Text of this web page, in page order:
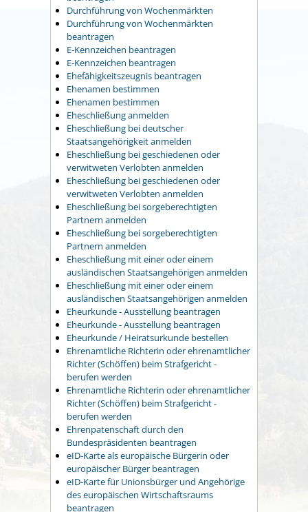
Durchführung von Wochenmärkten
Durchführung von Wochenmärkten
beantragen
E-Kennzeichen beantragen
E-Kennzeichen beantragen
Ehefähigkeitszeugnis beantragen
Ehenamen bestimmen
Ehenamen bestimmen
Eheschließung anmelden
Eheschließung bei deutscher
Staatsangehörigkeit anmelden
Eheschließung bei geschiedenen oder
verwitweten Verlobten anmelden
Eheschließung bei geschiedenen oder
verwitweten Verlobten anmelden
Eheschließung bei sorgeberechtigten
Partnern anmelden
Eheschließung bei sorgeberechtigten
Partnern anmelden
Eheschließung mit einer oder einem
ausländischen Staatsangehörigen anmelden
Eheschließung mit einer oder einem
ausländischen Staatsangehörigen anmelden
Eheurkunde - Ausstellung beantragen
Eheurkunde - Ausstellung beantragen
Eheurkunde / Heiratsurkunde bestellen
Ehrenamtliche Richterin oder ehrenamtlicher
Richter (Schöffen) beim Strafgericht -
berufen werden
Ehrenamtliche Richterin oder ehrenamtlicher
Richter (Schöffen) beim Strafgericht -
berufen werden
Ehrenpatenschaft durch den
Bundespräsidenten beantragen
eID-Karte als europäische Bürgerin oder
europäischer Bürger beantragen
eID-Karte für Unionsbürger und Angehörige
des europäischen Wirtschaftsraums
beantragen